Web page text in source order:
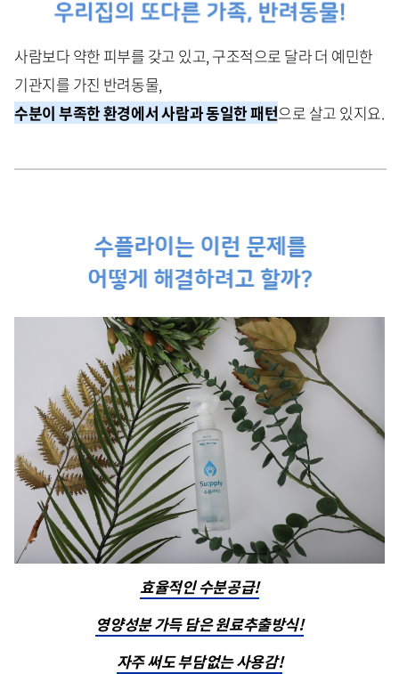
사람보다 약한 피부를 갖고 있고, 구조적으로 달라 더 예민한
기관지를 가진 반려동물,
수분이 부족한 환경에서 사람과 동일한 패턴으로 살고 있지요.
효율적인 수분공급!
영양성분 가득 담은 원료추출방식!
자주 써도 부담없는 사용감!